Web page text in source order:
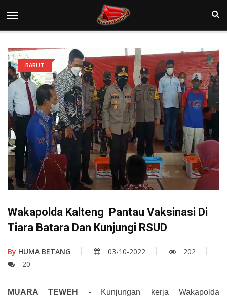
BARUT
Wakapolda Kalteng Pantau Vaksinasi Di
Tiara Batara Dan Kunjungi RSUD
By HUMA BETANG 03-10-2022
202
20
MUARA TEWEH -
Kunjungan kerja Wakapolda